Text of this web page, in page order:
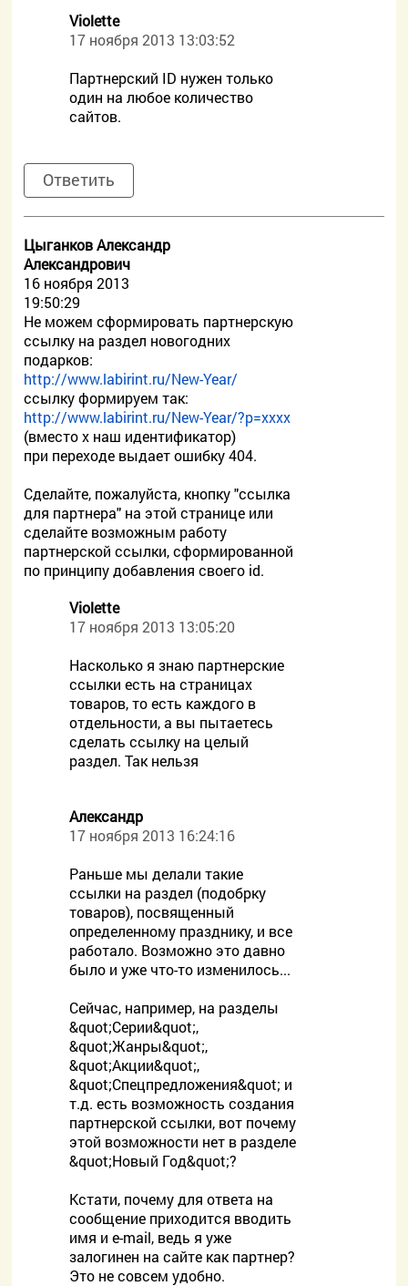
Violette
17 ноября 2013 13:03:52
Партнерский ID нужен только
один на любое количество
сайтов.
Ответить
Цыганков Александр
Александрович
16 ноября 2013
19:50:29
Не можем сформировать партнерскую
ссылку на раздел новогодних
подарков:
http://www.labirint.ru/New-Year/
ссылку формируем так:
http://www.labirint.ru/New-Year/?p=хххх
(вместо х наш идентификатор)
при переходе выдает ошибку 404.
Сделайте, пожалуйста, кнопку "ссылка
для партнера" на этой странице или
сделайте возможным работу
партнерской ссылки, сформированной
по принципу добавления своего id.
Violette
17 ноября 2013 13:05:20
Насколько я знаю партнерские
ссылки есть на страницах
товаров, то есть каждого в
отдельности, а вы пытаетесь
сделать ссылку на целый
раздел. Так нельзя
Александр
17 ноября 2013 16:24:16
Раньше мы делали такие
ссылки на раздел (подобрку
товаров), посвященный
определенному празднику, и все
работало. Возможно это давно
было и уже что-то изменилось...
Сейчас, например, на разделы
&quot;Серии&quot;,
&quot;Жанры&quot;,
&quot;Акции&quot;,
&quot;Спецпредложения&quot; и
т.д. есть возможность создания
партнерской ссылки, вот почему
этой возможности нет в разделе
&quot;Новый Год&quot;?
Кстати, почему для ответа на
сообщение приходится вводить
имя и e-mail, ведь я уже
залогинен на сайте как партнер?
Это не совсем удобно.